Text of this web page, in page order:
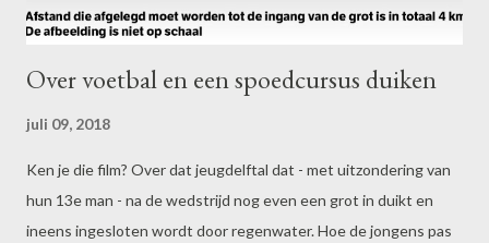
Over voetbal en een spoedcursus duiken
juli 09, 2018
Ken je die film? Over dat jeugdelftal dat - met uitzondering van
hun 13e man - na de wedstrijd nog even een grot in duikt en
ineens ingesloten wordt door regenwater. Hoe de jongens pas